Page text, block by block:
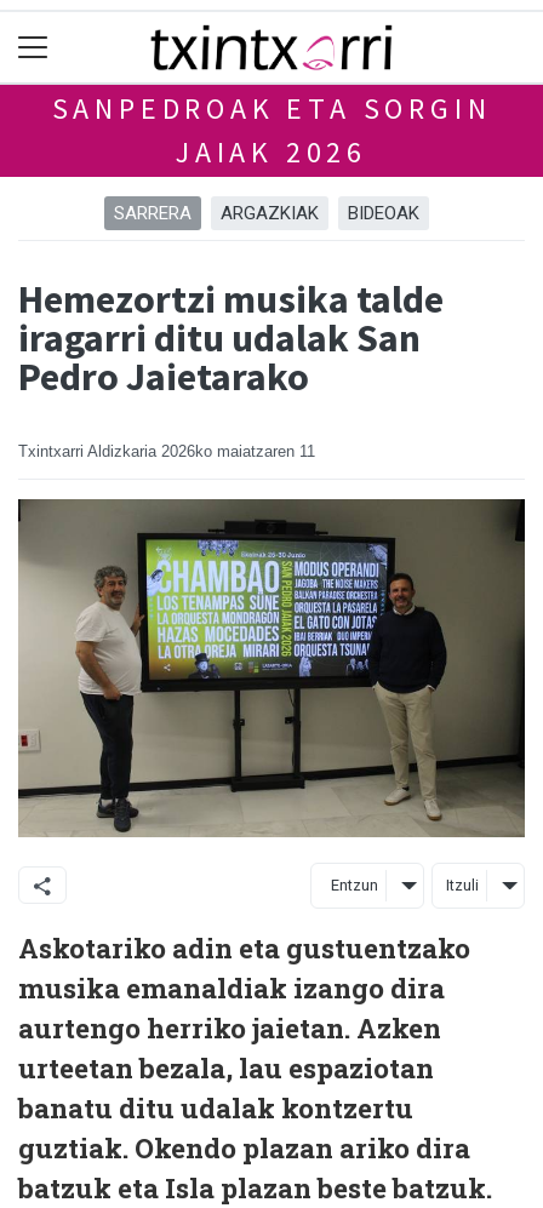
SANPEDROAK ETA SORGIN
JAIAK 2026
SARRERA ARGAZKIAK BIDEOAK
Hemezortzi musika talde
iragarri ditu udalak San
Pedro Jaietarako
Txintxarri Aldizkaria 2026ko maiatzaren 11
Entzun Itzuli
Askotariko adin eta gustuentzako
musika emanaldiak izango dira
aurtengo herriko jaietan. Azken
urteetan bezala, lau espaziotan
banatu ditu udalak kontzertu
guztiak. Okendo plazan ariko dira
batzuk eta Isla plazan beste batzuk.